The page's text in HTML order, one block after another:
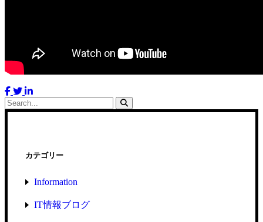
カテゴリー
Information
IT情報ブログ